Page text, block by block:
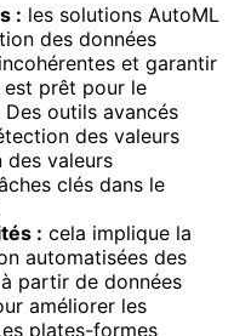
: les solutions AutoML
des données
et garantir
est prêt pour le
outils avancés
des valeurs
valeurs
clés dans le
: cela implique la
automatisées des
partir de données
améliorer les
plates-formes